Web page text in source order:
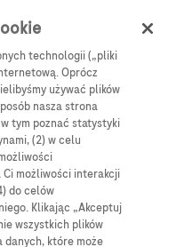
Menu
technologii („pliki
Oprócz
używać plików
nasza strona
tym poznać statystyki
(2) w celu
możliwości interakcji
do celów
Klikając „Akceptuj
wszystkich plików
danych, które może